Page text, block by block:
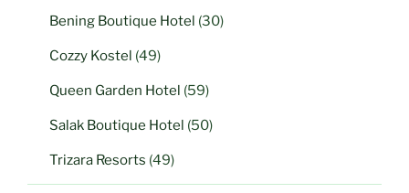
Bening Boutique Hotel (30)
Cozzy Kostel (49)
Queen Garden Hotel (59)
Salak Boutique Hotel (50)
Trizara Resorts (49)